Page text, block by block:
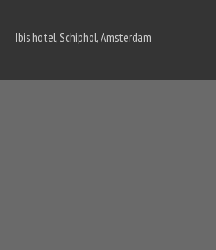
Ibis hotel, Schiphol, Amsterdam